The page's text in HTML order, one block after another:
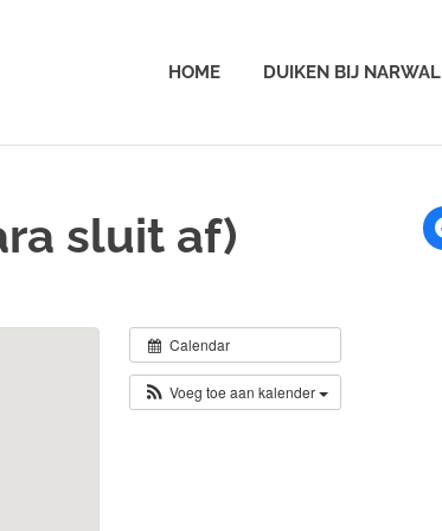
HOME DUIKEN BIJ NARWAL
sluit af)
Calendar
Voeg toe aan kalender